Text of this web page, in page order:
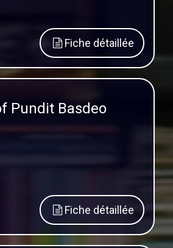
Fiche détaillée
Pundit Basdeo
Fiche détaillée